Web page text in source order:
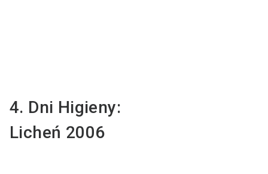
4. Dni Higieny:
Licheń 2006